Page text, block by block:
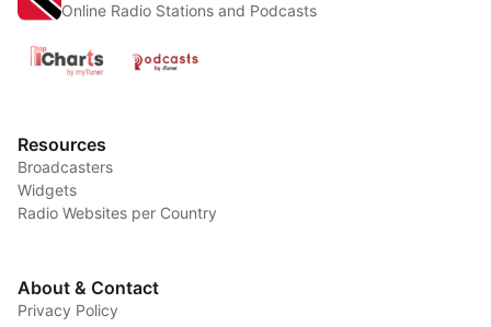
Online Radio Stations and Podcasts
Resources
Broadcasters
Widgets
Radio Websites per Country
About & Contact
Privacy Policy